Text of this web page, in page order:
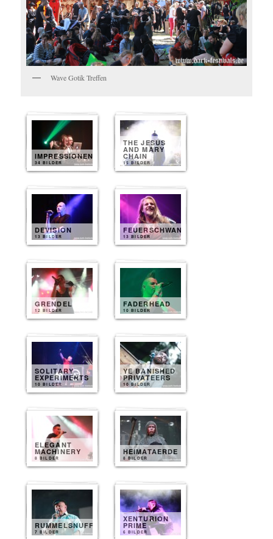
Wave Gotik Treffen
IMPRESSIONEN
34 BILDER
THE JESUS
AND MARY
CHAIN
15 BILDER
DEVISION
13 BILDER
FEUERSCHWANZ
13 BILDER
GRENDEL
12 BILDER
FADERHEAD
10 BILDER
SOLITARY
EXPERIMENTS
10 BILDER
YE BANISHED
PRIVATEERS
10 BILDER
ELEGANT
MACHINERY
8 BILDER
HEIMATAERDE
8 BILDER
RUMMELSNUFF
7 BILDER
XENTURION
PRIME
6 BILDER